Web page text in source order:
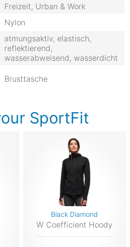
Freizeit, Urban & Work
Nylon
atmungsaktiv, elastisch,
reflektierend,
wasserabweisend, wasserdicht
Brusttasche
SportFit
Black Diamond
W Coefficient Hoody